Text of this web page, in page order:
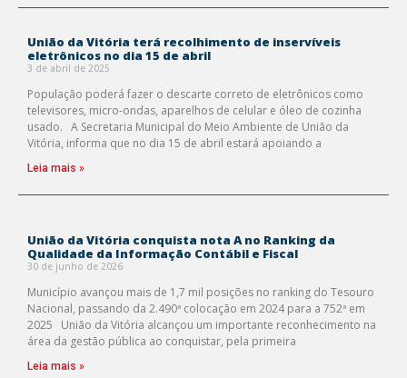
União da Vitória terá recolhimento de inservíveis
eletrônicos no dia 15 de abril
3 de abril de 2025
População poderá fazer o descarte correto de eletrônicos como
televisores, micro-ondas, aparelhos de celular e óleo de cozinha
usado. A Secretaria Municipal do Meio Ambiente de União da
Vitória, informa que no dia 15 de abril estará apoiando a
Leia mais »
União da Vitória conquista nota A no Ranking da
Qualidade da Informação Contábil e Fiscal
30 de junho de 2026
Município avançou mais de 1,7 mil posições no ranking do Tesouro
Nacional, passando da 2.490ª colocação em 2024 para a 752ª em
2025 União da Vitória alcançou um importante reconhecimento na
área da gestão pública ao conquistar, pela primeira
Leia mais »